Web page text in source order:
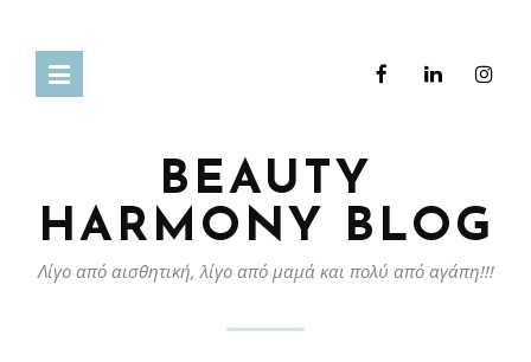
BEAUTY
HARMONY BLOG
Λίγο από αισθητική, λίγο από μαμά και πολύ από αγάπη!!!